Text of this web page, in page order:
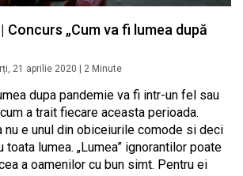
Concurs „Cum va fi lumea după
21 aprilie 2020 2 Minute
dupa pandemie va fi intr-un fel sau
a trait fiecare aceasta perioada.
nu e unul din obiceiurile comode si deci
toata lumea. „Lumea” ignorantilor poate
a oamenilor cu bun simt. Pentru ei